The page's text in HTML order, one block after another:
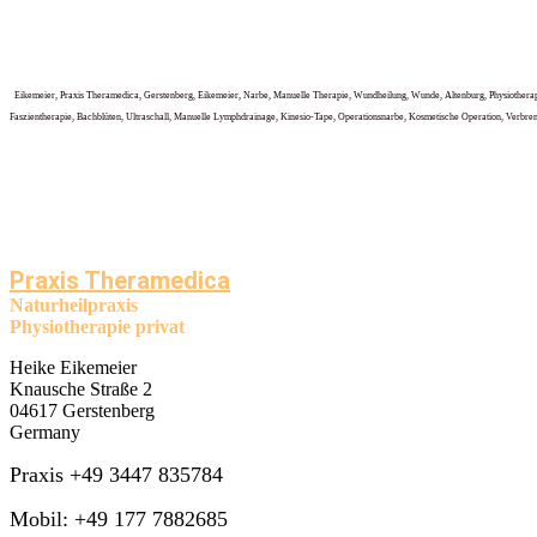
Eikemeier, Praxis Theramedica, Gerstenberg, Eikemeier, Narbe, Manuelle Therapie, Wundheilung, Wunde, Altenburg,
Faszientherapie, Bachblüten, Ultraschall, Manuelle Lymphdrainage, Kinesio-Tape, Operationsnarbe, Kosmetische Operation,
Praxis Theramedica
Naturheilpraxis
Physiotherapie privat
Heike Eikemeier
Knausche Straße 2
04617 Gerstenberg
Germany
Praxis +49 3447 835784
Mobil: +49 177 7882685